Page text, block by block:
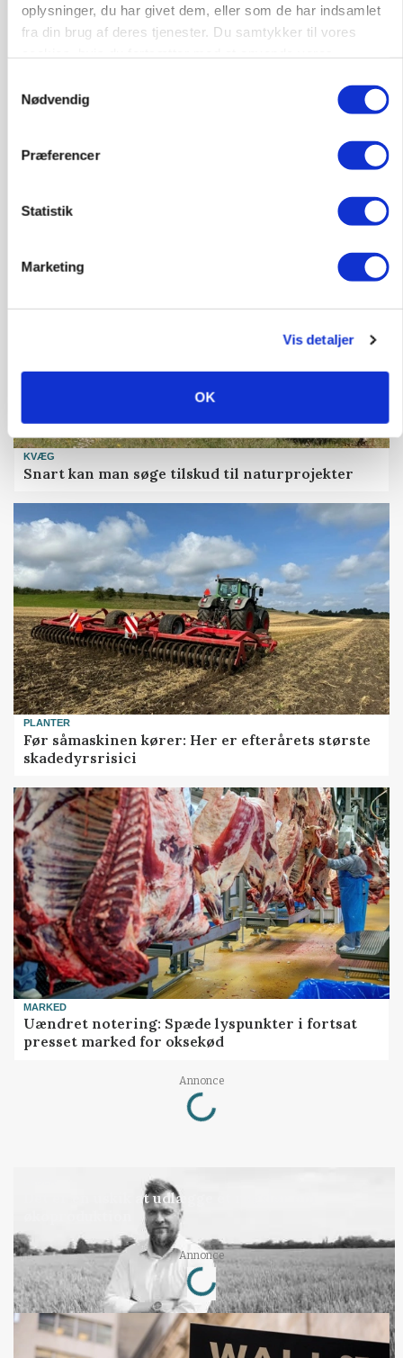
oplysninger, du har givet dem, eller som de har indsamlet
fra din brug af deres tjenester. Du samtykker til vores
Nødvendig
Præferencer
Statistik
Marketing
Vis detaljer
OK
protestgruppe vil demonstrere mod ny
gødskningslov
POLITIK
KVÆG
Snart kan man søge tilskud til naturprojekter
PLANTER
Før såmaskinen kører: Her er efterårets største
skadedyrsrisici
MARKED
Uændret notering: Spæde lyspunkter i fortsat
presset marked for oksekød
Annonce
Loading...
Det er en uskik at udlægge et røgslør om
Annonce
Loading...